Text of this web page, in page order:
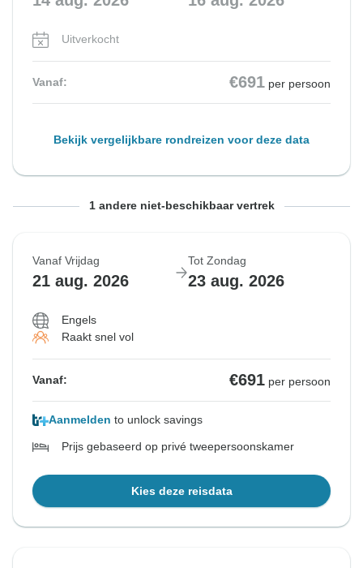
Uitverkocht
Vanaf: €691 per persoon
Bekijk vergelijkbare rondreizen voor deze data
Vanaf Maandag Tot Woensdag
Uitverkocht
1 andere niet-beschikbaar vertrek
Vanaf Vrijdag
21 aug. 2026
Tot Zondag
23 aug. 2026
Engels
Raakt snel vol
Vanaf: €691 per persoon
Aanmelden to unlock savings
Prijs gebaseerd op privé tweepersoonskamer
Kies deze reisdata